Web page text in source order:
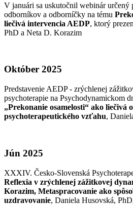
V januári sa uskutočnil webinár určený
odborníkov a odborníčky na tému
liečivá intervencia AEDP, ktorý
PhD a Neta D. Korazim
Október 2025
Predstavenie AEDP - zrýchlenej
psychoterapie na Psychodynamickom
„Prekonanie osamelosti“ ako liečivá
psychoterapeutického vzťahu,
Jún 2025
XXXIV. Česko-Slovenská
Reflexia v zrýchlenej zážitkovej
Korazim, Metaspracovanie ako
uzdravovanie, Daniela Husovská,